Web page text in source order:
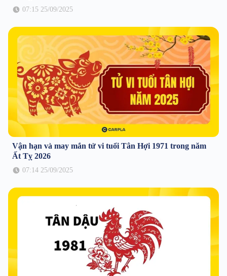
07:15 25/09/2025
Vận hạn và may mắn tử vi tuổi Tân Hợi 1971 trong năm
Ất Tỵ 2026
07:14 25/09/2025